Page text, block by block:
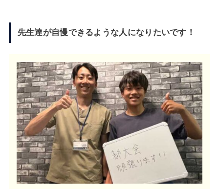
先生達が自慢できるような人になりたいです！